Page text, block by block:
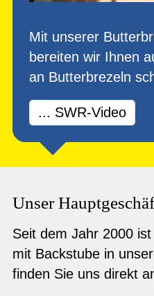
Mit unserer
bereiten wir Ihnen
an Butterbrezeln
... SWR-Video
Unser
Seit dem Jahr 2000
mit Backstube in
finden Sie uns direkt